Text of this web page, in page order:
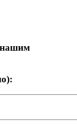
нашим